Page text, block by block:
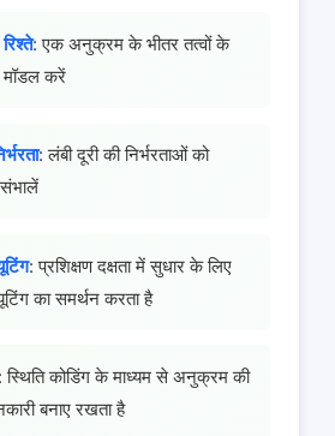
: एक अनुक्रम के भीतर तत्वों के
मॉडल करें
: लंबी दूरी की निर्भरताओं को
: प्रशिक्षण दक्षता में सुधार के लिए
का समर्थन करता है
स्थिति कोडिंग के माध्यम से अनुक्रम की
बनाए रखता है